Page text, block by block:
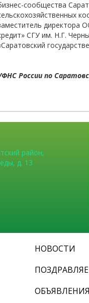
сообщества
директора
СГУ им. Н.Г.
России по
район,
д. 13
НОВОСТИ
ОБЪЯВЛЕНИЯ